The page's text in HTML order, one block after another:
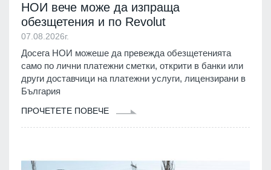
НОИ вече може да изпраща
обезщетения и по Revolut
07.08.2026г.
Досега НОИ можеше да превежда обезщетенията
само по лични платежни сметки, открити в банки или
други доставчици на платежни услуги, лицензирани в
България
ПРОЧЕТЕТЕ ПОВЕЧЕ